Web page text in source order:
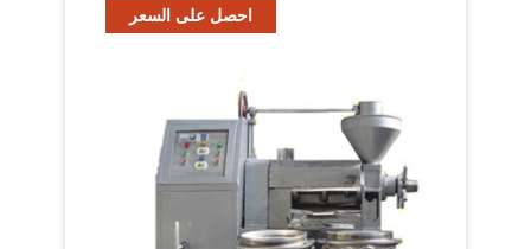
احصل على السعر